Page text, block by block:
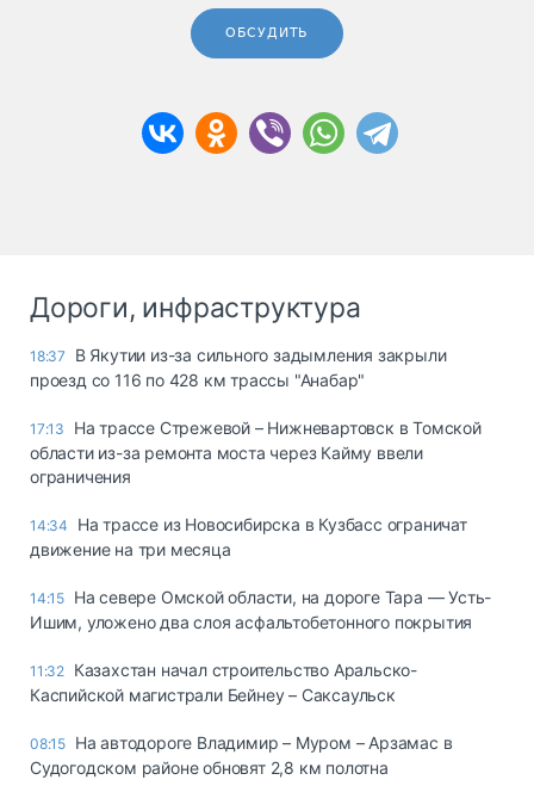
ОБСУДИТЬ
Дороги, инфраструктура
18:37
В Якутии из-за сильного задымления закрыли
проезд со 116 по 428 км трассы "Анабар"
17:13
На трассе Стрежевой – Нижневартовск в Томской
области из-за ремонта моста через Кайму ввели
ограничения
14:34
На трассе из Новосибирска в Кузбасс ограничат
движение на три месяца
14:15 На севере Омской области, на дороге Тара — Усть-
Ишим, уложено два слоя асфальтобетонного покрытия
11:32 Казахстан начал строительство Аральско-
Каспийской магистрали Бейнеу – Саксаульск
08:15 На автодороге Владимир – Муром – Арзамас в
Судогодском районе обновят 2,8 км полотна